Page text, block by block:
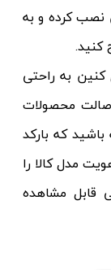
نصب کرده و به
کنید.
به راحتی
محصولات
که بارکد
مدل کالا را
قابل مشاهده